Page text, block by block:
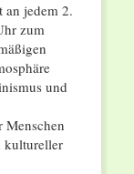
an jedem 2.
zum
und
kultureller